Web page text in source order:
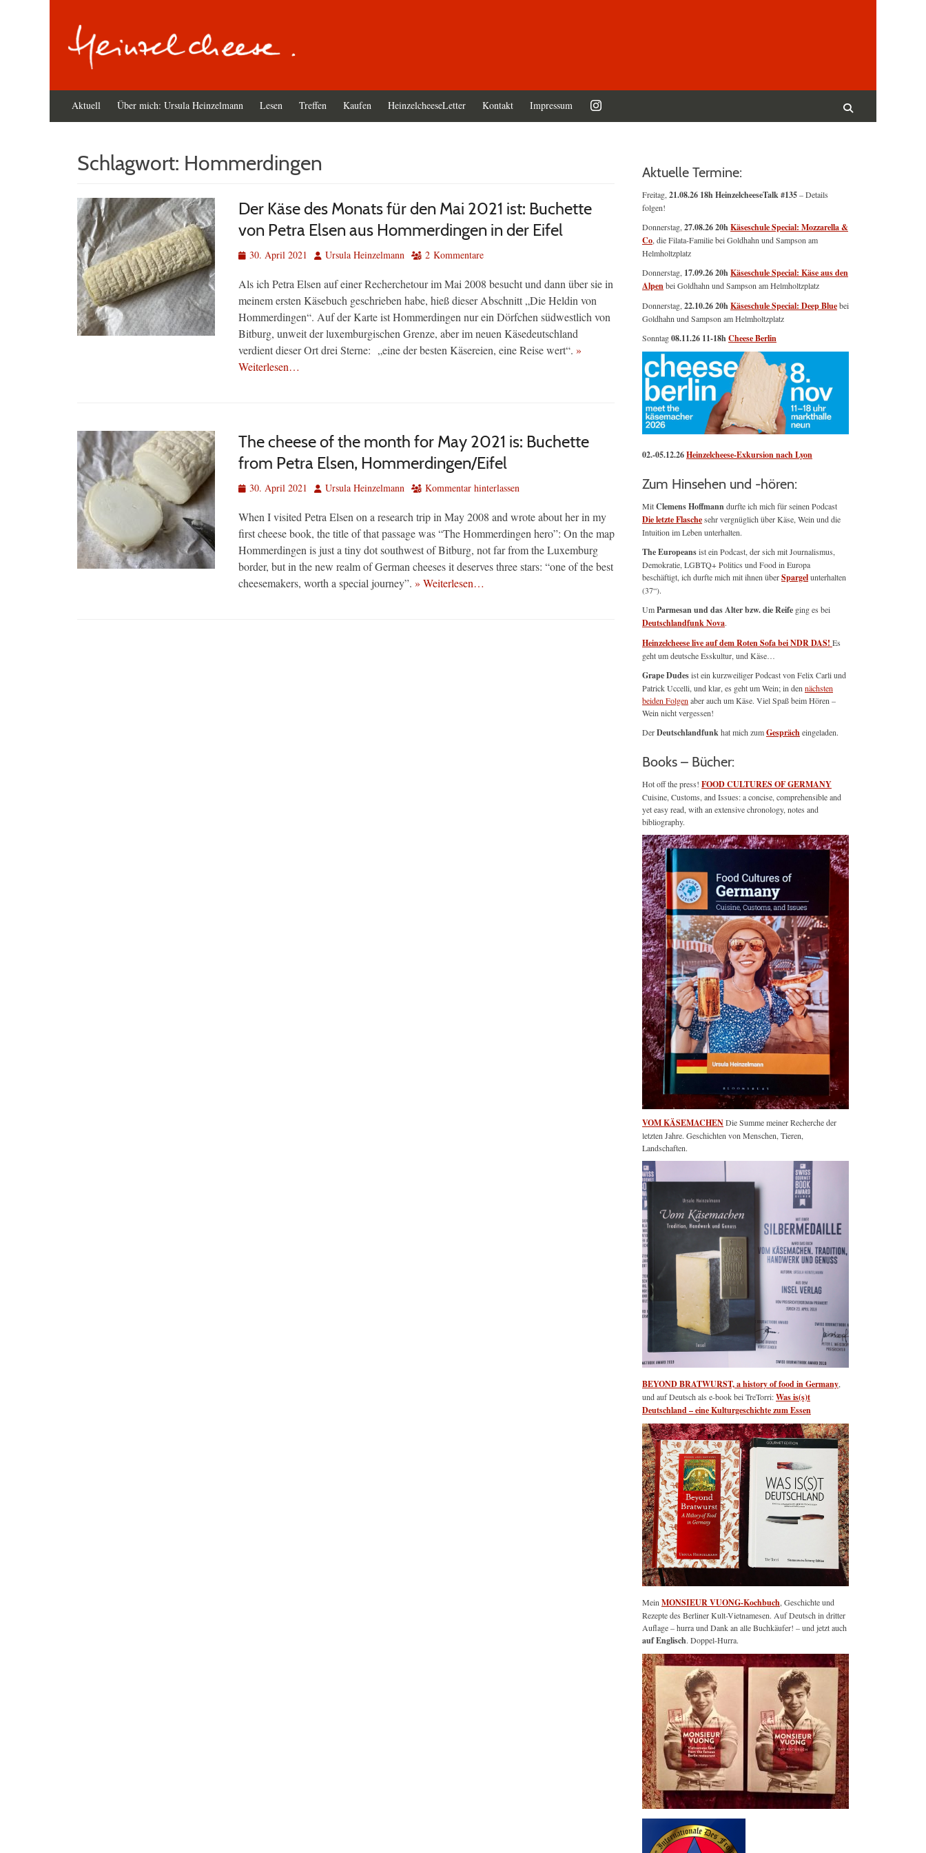
Primäres
Menü
Aktuell Über mich: Ursula Heinzelmann Lesen Treffen Kaufen HeinzelcheeseLetter Kontakt Impressum
Schlagwort: Hommerdingen
Der Käse des Monats für den Mai 2021 ist: Buchette
von Petra Elsen aus Hommerdingen in der Eifel
Veröffentlicht
30. April 2021 AutorUrsula Heinzelmann 2 Kommentare
Als ich Petra Elsen auf einer Recherchetour im Mai 2008 besucht und dann über sie in
meinem ersten Käsebuch geschrieben habe, hieß dieser Abschnitt „Die Heldin von
Hommerdingen“. Auf der Karte ist Hommerdingen nur ein Dörfchen südwestlich von
Bitburg, unweit der luxemburgischen Grenze, aber im neuen Käsedeutschland
verdient dieser Ort drei Sterne: „eine der besten Käsereien, eine Reise wert“. »
Weiterlesen…
The cheese of the month for May 2021 is: Buchette
from Petra Elsen, Hommerdingen/Eifel
Veröffentlicht
30. April 2021 AutorUrsula Heinzelmann Kommentar hinterlassen
When I visited Petra Elsen on a research trip in May 2008 and wrote about her in my
first cheese book, the title of that passage was “The Hommerdingen hero”: On the map
Hommerdingen is just a tiny dot southwest of Bitburg, not far from the Luxemburg
border, but in the new realm of German cheeses it deserves three stars: “one of the best
cheesemakers, worth a special journey”. » Weiterlesen…
Aktuelle Termine:
Freitag, 21.08.26 18h HeinzelcheeseTalk #135– Details
folgen!
Donnerstag, 27.08.26 20hKäseschule Special: Mozzarella &
Co , die Filata-Familie bei Goldhahn und Sampson am
Helmholtzplatz
Donnerstag, 17.09.26 20hKäseschule Special: Käse aus den
Alpenbei Goldhahn und Sampson am Helmholtzplatz
Donnerstag, 22.10.26 20hKäseschule Special: Deep Bluebei
Goldhahn und Sampson am Helmholtzplatz
Sonntag08.11.26 11-18hCheese Berlin
02.-05.12.26Heinzelcheese-Exkursion nach Lyon
Zum Hinsehen und -hören:
MitClemens Hoffmanndurfte ich mich für seinen Podcast
Die letzte Flaschesehr vergnüglich über Käse, Wein und die
Intuition im Leben unterhalten.
The Europeansist ein Podcast, der sich mit Journalismus,
Demokratie, LGBTQ+ Politics und Food in Europa
beschäftigt, ich durfte mich mit ihnen überSpargelunterhalten
(37“).
UmParmesan und das Alter bzw. die Reife ging es bei
Deutschlandfunk Nova.
Heinzelcheese live auf dem Roten Sofa bei NDR DAS! Es
geht um deutsche Esskultur, und Käse…
Grape Dudesist ein kurzweiliger Podcast von Felix Carli und
Patrick Uccelli, und klar, es geht um Wein; in den nächsten
beiden Folgen aber auch um Käse. Viel Spaß beim Hören –
Wein nicht vergessen!
DerDeutschlandfunkhat mich zumGesprächeingeladen.
Books – Bücher:
Hot off the press! FOOD CULTURES OF GERMANY
Cuisine, Customs, and Issues: a concise, comprehensible and
yet easy read, with an extensive chronology, notes and
bibliography.
VOM KÄSEMACHENDie Summe meiner Recherche der
letzten Jahre. Geschichten von Menschen, Tieren,
Landschaften.
BEYOND BRATWURST, a history of food in Germany
und auf Deutsch als e-book bei TreTorri:Was is(s)t
Deutschland – eine Kulturgeschichte zum Essen
Mein MONSIEUR VUONG-Kochbuch , Geschichte und
Rezepte des Berliner Kult-Vietnamesen. Auf Deutsch in dritter
Auflage – hurra und Dank an alle Buchkäufer! – und jetzt auch
auf Englisch. Doppel-Hurra.